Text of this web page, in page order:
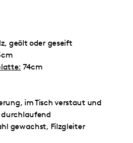
geölt oder geseift
74cm
im Tisch verstaut und
gewachst, Filzgleiter